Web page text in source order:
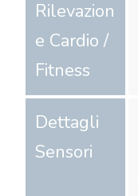
Rilevazion
e Cardio /
Fitness
Dettagli
Sensori